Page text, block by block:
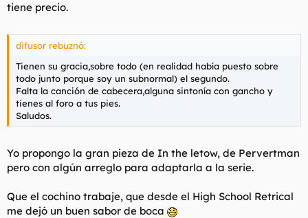
tiene precio.
difusor rebuznó:
Tienen su gracia,sobre todo (en realidad había puesto sobre
todo junto porque soy un subnormal) el segundo.
Falta la canción de cabecera,alguna sintonía con gancho y
tienes al foro a tus pies.
Saludos.
Yo propongo la gran pieza de In the letow, de Pervertman
pero con algún arreglo para adaptarla a la serie.
Que el cochino trabaje, que desde el High School Retrical
me dejó un buen sabor de boca